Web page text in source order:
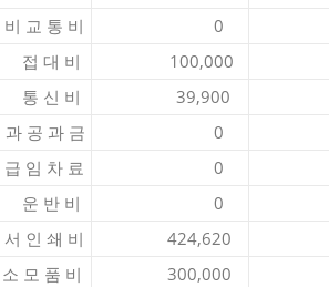
비
0
비
100,000
비
39,900
과 금
0
료
0
비
0
비
424,620
비
300,000